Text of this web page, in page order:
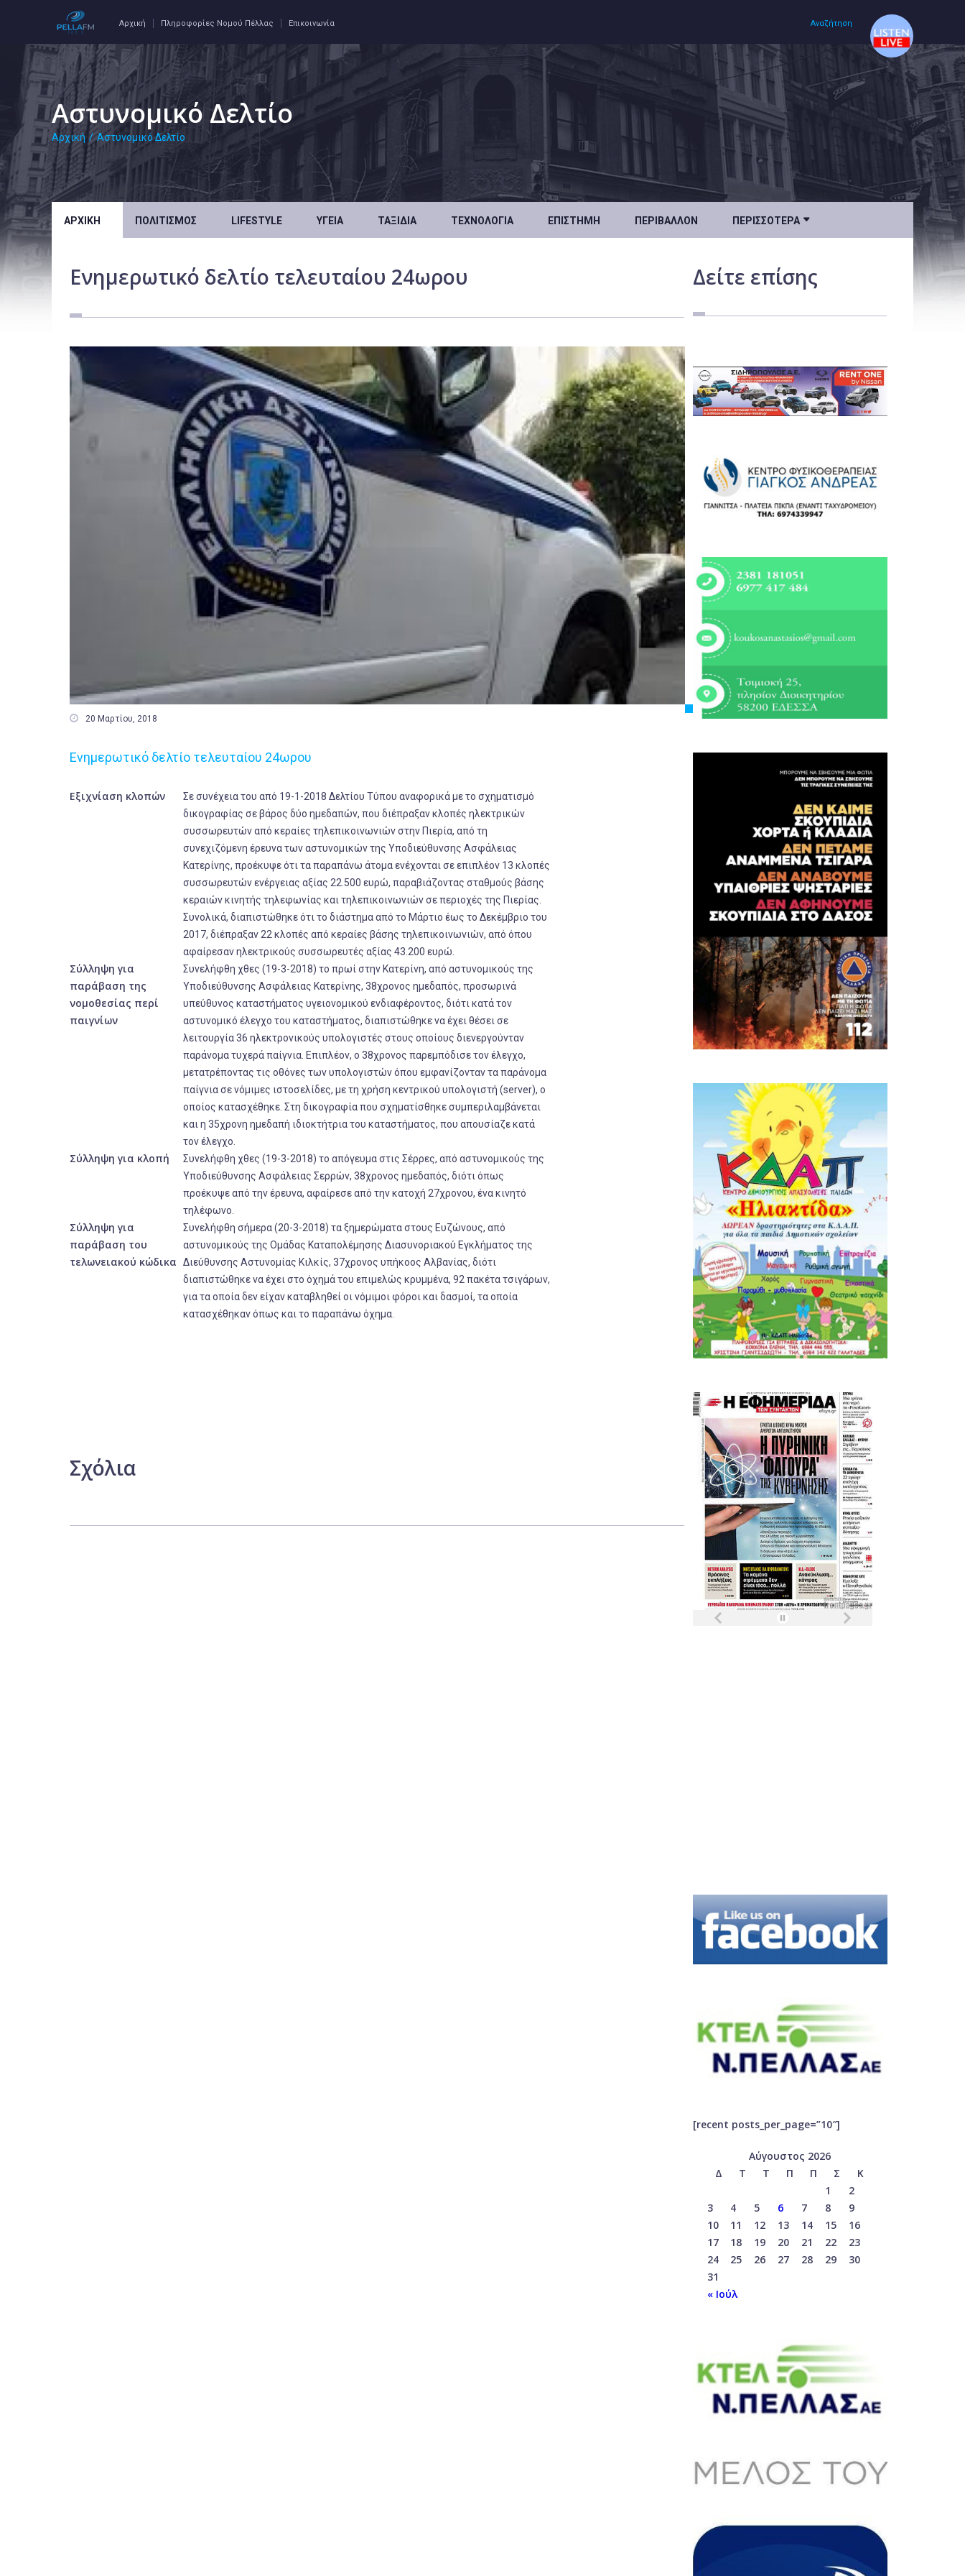
Αρχική Πληροφορίες Νομού Πέλλας Επικοινωνία Αναζήτηση
Αστυνομικό Δελτίο
Αρχική / Αστυνομικό Δελτίο
ΑΡΧΙΚΉ ΠΟΛΙΤΙΣΜΌΣ LIFESTYLE ΥΓΕΊΑ ΤΑΞΊΔΙΑ ΤΕΧΝΟΛΟΓΊΑ ΕΠΙΣΤΉΜΗ ΠΕΡΙΒΆΛΛΟΝ ΠΕΡΙΣΣΌΤΕΡΑ 
Ενημερωτικό δελτίο τελευταίου 24ωρου
 20 Μαρτίου, 2018
Ενημερωτικό δελτίο τελευταίου 24ωρου
Εξιχνίαση κλοπών
Σε συνέχεια του από 19-1-2018 Δελτίου Τύπου αναφορικά με το σχηματισμό
δικογραφίας σε βάρος δύο ημεδαπών, που διέπραξαν κλοπές ηλεκτρικών
συσσωρευτών από κεραίες τηλεπικοινωνιών στην Πιερία, από τη
συνεχιζόμενη έρευνα των αστυνομικών της Υποδιεύθυνσης Ασφάλειας
Κατερίνης, προέκυψε ότι τα παραπάνω άτομα ενέχονται σε επιπλέον 13 κλοπές
συσσωρευτών ενέργειας αξίας 22.500 ευρώ, παραβιάζοντας σταθμούς βάσης
κεραιών κινητής τηλεφωνίας και τηλεπικοινωνιών σε περιοχές της Πιερίας.
Συνολικά, διαπιστώθηκε ότι το διάστημα από το Μάρτιο έως το Δεκέμβριο του
2017, διέπραξαν 22 κλοπές από κεραίες βάσης τηλεπικοινωνιών, από όπου
αφαίρεσαν ηλεκτρικούς συσσωρευτές αξίας 43.200 ευρώ.
Σύλληψη για
παράβαση της
νομοθεσίας περί
παιγνίων
Συνελήφθη χθες (19-3-2018) το πρωί στην Κατερίνη, από αστυνομικούς της
Υποδιεύθυνσης Ασφάλειας Κατερίνης, 38χρονος ημεδαπός, προσωρινά
υπεύθυνος καταστήματος υγειονομικού ενδιαφέροντος, διότι κατά τον
αστυνομικό έλεγχο του καταστήματος, διαπιστώθηκε να έχει θέσει σε
λειτουργία 36 ηλεκτρονικούς υπολογιστές στους οποίους διενεργούνταν
παράνομα τυχερά παίγνια. Επιπλέον, ο 38χρονος παρεμπόδισε τον έλεγχο,
μετατρέποντας τις οθόνες των υπολογιστών όπου εμφανίζονταν τα παράνομα
παίγνια σε νόμιμες ιστοσελίδες, με τη χρήση κεντρικού υπολογιστή (server), ο
οποίος κατασχέθηκε. Στη δικογραφία που σχηματίσθηκε συμπεριλαμβάνεται
και η 35χρονη ημεδαπή ιδιοκτήτρια του καταστήματος, που απουσίαζε κατά
τον έλεγχο.
Σύλληψη για κλοπή
Συνελήφθη χθες (19-3-2018) το απόγευμα στις Σέρρες, από αστυνομικούς της
Υποδιεύθυνσης Ασφάλειας Σερρών, 38χρονος ημεδαπός, διότι όπως
προέκυψε από την έρευνα, αφαίρεσε από την κατοχή 27χρονου, ένα κινητό
τηλέφωνο.
Σύλληψη για
παράβαση του
τελωνειακού κώδικα
Συνελήφθη σήμερα (20-3-2018) τα ξημερώματα στους Ευζώνους, από
αστυνομικούς της Ομάδας Καταπολέμησης Διασυνοριακού Εγκλήματος της
Διεύθυνσης Αστυνομίας Κιλκίς, 37χρονος υπήκοος Αλβανίας, διότι
διαπιστώθηκε να έχει στο όχημά του επιμελώς κρυμμένα, 92 πακέτα τσιγάρων,
για τα οποία δεν είχαν καταβληθεί οι νόμιμοι φόροι και δασμοί, τα οποία
κατασχέθηκαν όπως και το παραπάνω όχημα.
Σχόλια
Δείτε επίσης
[recent posts_per_page=”10″]
Αύγουστος 2026
Δ
Τ Τ Π Π Σ
Κ
1
2
3
4 5 6 7 8
9
10
11 12 13 14 15
16
17
18 19 20 21 22
23
24
25 26 27 28 29
30
31
« Ιούλ
Αρχική
Πολιτισμός
Υγεία
Ταξίδια
Επιστήμη
Περιβάλλον
Κόσμος
Τοπικά
Πολιτική
Αθλητικά